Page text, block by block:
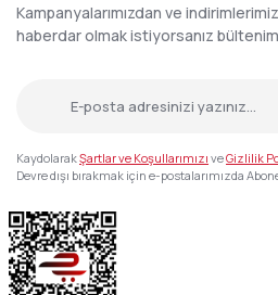
Kampanyalarımızdan ve
haberdar olmak istiyorsanız
KaydolarakŞartlar ve Koşullarımızı veGizlilik
Devre dışı bırakmak için e-postalarımızda